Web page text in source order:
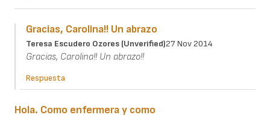
Gracias, Carolina!! Un abrazo
Teresa Escudero Ozores (unverified)27 Nov 2014
Gracias, Carolina!! Un abrazo!!
Respuesta
Hola. Como enfermera y como